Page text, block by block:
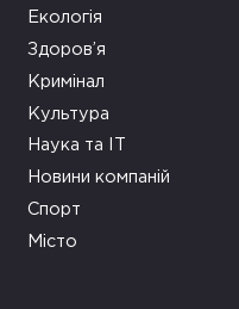
Екологія
Здоров’я
Кримінал
Культура
Наука та ІТ
Новини компаній
Спорт
Місто